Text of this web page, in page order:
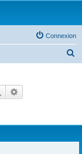
Connexion
Rechercher